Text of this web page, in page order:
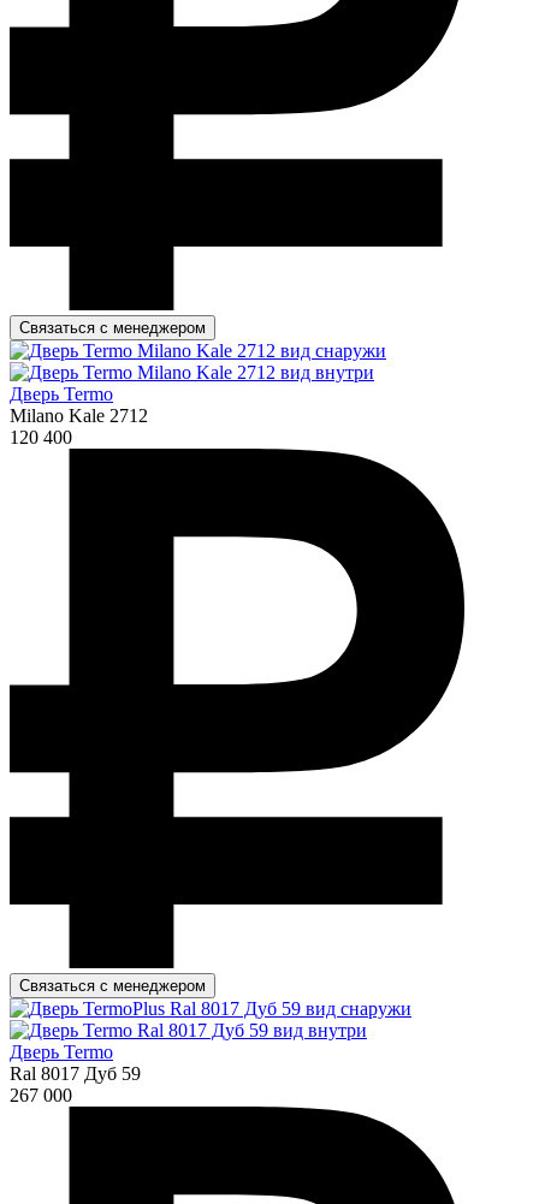
Связаться с менеджером
Дверь Termo
Milano Kale 2712
120 400
Связаться с менеджером
Дверь Termo
Ral 8017 Дуб 59
267 000